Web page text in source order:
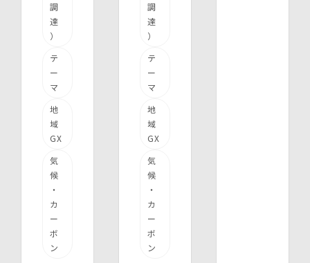
調
達
）
テ
ー
マ
地
域
GX
気
候
・
カ
ー
ボ
ン
調
達
）
テ
ー
マ
地
域
GX
気
候
・
カ
ー
ボ
ン